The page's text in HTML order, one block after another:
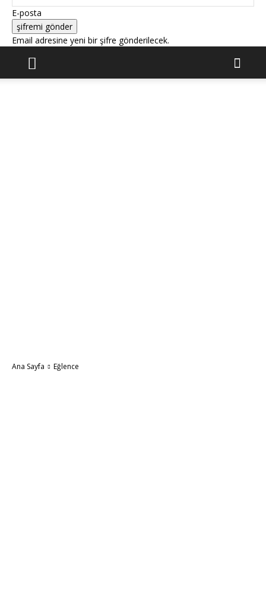
E-posta
Email adresine yeni bir şifre gönderilecek.
Ana Sayfa Eğlence